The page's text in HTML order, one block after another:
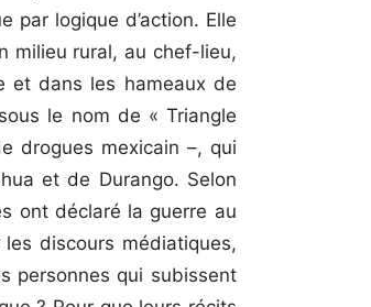
par logique d’action. Elle
milieu rural, au chef-lieu,
et dans les hameaux de
le nom de « Triangle
drogues mexicain –, qui
et de Durango. Selon
ont déclaré la guerre au
discours médiatiques,
personnes qui subissent